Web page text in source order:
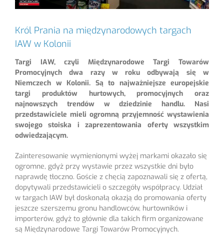
Król Prania na międzynarodowych targach
IAW w Kolonii
Targi IAW, czyli Międzynarodowe Targi Towarów
Promocyjnych dwa razy w roku odbywają się w
Niemczech w Kolonii. Są to najważniejsze europejskie
targi produktów hurtowych, promocyjnych oraz
najnowszych trendów w dziedzinie handlu. Nasi
przedstawiciele mieli ogromną przyjemność wystawienia
swojego stoiska i zaprezentowania oferty wszystkim
odwiedzającym.
Zainteresowanie wymienionymi wyżej markami okazało się
ogromne, gdyż przy wystawie przez wszystkie dni było
naprawdę tłoczno. Goście z chęcią zapoznawali się z ofertą,
dopytywali przedstawicieli o szczegóły współpracy. Udział
w targach IAW był doskonałą okazją do promowania oferty
jeszcze szerszemu gronu handlowców, hurtowników i
importerów, gdyż to głównie dla takich firm organizowane
są Międzynarodowe Targi Towarów Promocyjnych.